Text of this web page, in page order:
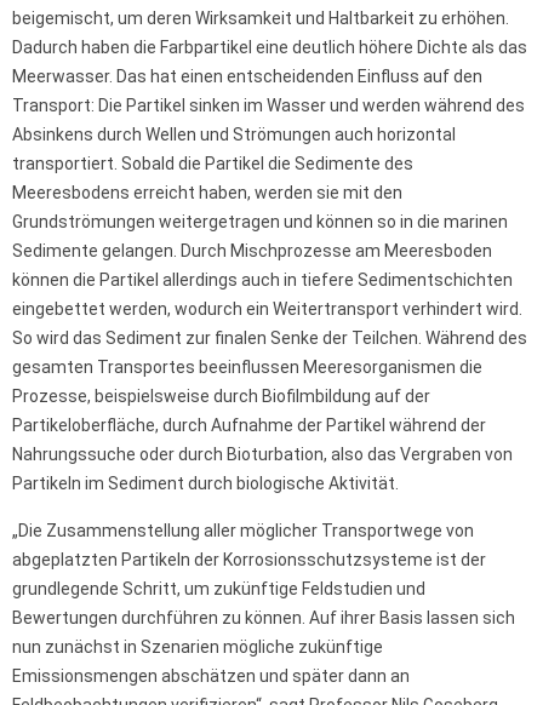
beigemischt, um deren Wirksamkeit und Haltbarkeit zu erhöhen.
Dadurch haben die Farbpartikel eine deutlich höhere Dichte als das
Meerwasser. Das hat einen entscheidenden Einfluss auf den
Transport: Die Partikel sinken im Wasser und werden während des
Absinkens durch Wellen und Strömungen auch horizontal
transportiert. Sobald die Partikel die Sedimente des
Meeresbodens erreicht haben, werden sie mit den
Grundströmungen weitergetragen und können so in die marinen
Sedimente gelangen. Durch Mischprozesse am Meeresboden
können die Partikel allerdings auch in tiefere Sedimentschichten
eingebettet werden, wodurch ein Weitertransport verhindert wird.
So wird das Sediment zur finalen Senke der Teilchen. Während des
gesamten Transportes beeinflussen Meeresorganismen die
Prozesse, beispielsweise durch Biofilmbildung auf der
Partikeloberfläche, durch Aufnahme der Partikel während der
Nahrungssuche oder durch Bioturbation, also das Vergraben von
Partikeln im Sediment durch biologische Aktivität.
„Die Zusammenstellung aller möglicher Transportwege von
abgeplatzten Partikeln der Korrosionsschutzsysteme ist der
grundlegende Schritt, um zukünftige Feldstudien und
Bewertungen durchführen zu können. Auf ihrer Basis lassen sich
nun zunächst in Szenarien mögliche zukünftige
Emissionsmengen abschätzen und später dann an